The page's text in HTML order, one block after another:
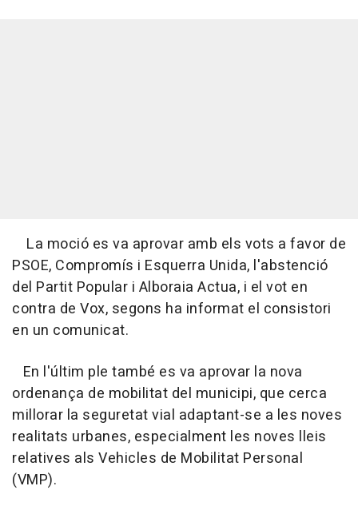
La moció es va aprovar amb els vots a favor de
PSOE, Compromís i Esquerra Unida, l'abstenció
del Partit Popular i Alboraia Actua, i el vot en
contra de Vox, segons ha informat el consistori
en un comunicat.
En l'últim ple també es va aprovar la nova
ordenança de mobilitat del municipi, que cerca
millorar la seguretat vial adaptant-se a les noves
realitats urbanes, especialment les noves lleis
relatives als Vehicles de Mobilitat Personal
(VMP).